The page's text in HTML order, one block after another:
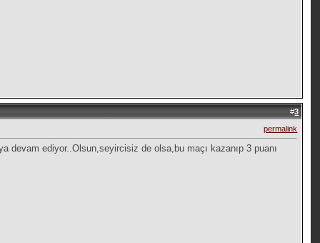
#3
permalink
devam ediyor..Olsun,seyircisiz de olsa,bu maçı kazanıp 3 puanı